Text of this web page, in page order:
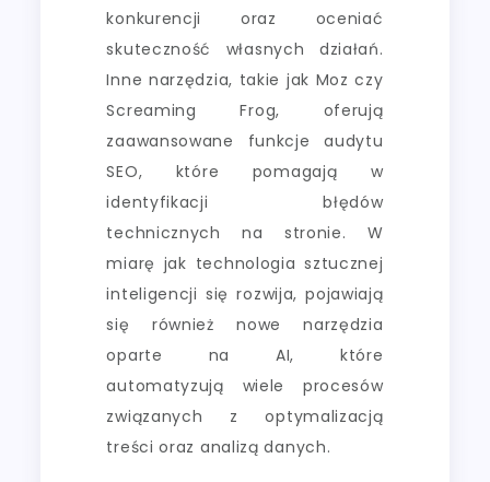
konkurencji oraz oceniać
skuteczność własnych działań.
Inne narzędzia, takie jak Moz czy
Screaming Frog, oferują
zaawansowane funkcje audytu
SEO, które pomagają w
identyfikacji błędów
technicznych na stronie. W
miarę jak technologia sztucznej
inteligencji się rozwija, pojawiają
się również nowe narzędzia
oparte na AI, które
automatyzują wiele procesów
związanych z optymalizacją
treści oraz analizą danych.